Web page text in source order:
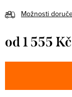
Možnosti
od1 555 Kč
cena: